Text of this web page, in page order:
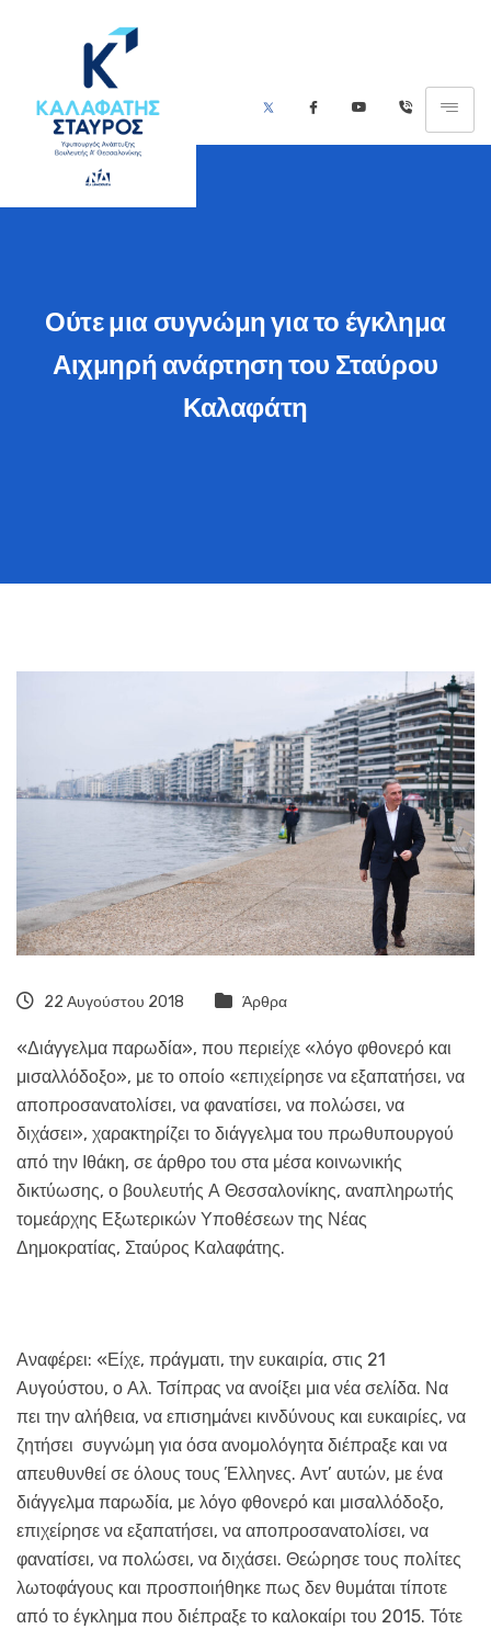
Ούτε μια συγνώμη για το έγκλημα
Αιχμηρή ανάρτηση του Σταύρου
Καλαφάτη
22 Αυγούστου 2018 Άρθρα
«Διάγγελμα παρωδία», που περιείχε «λόγο φθονερό και
μισαλλόδοξο», με το οποίο «επιχείρησε να εξαπατήσει, να
αποπροσανατολίσει, να φανατίσει, να πολώσει, να
διχάσει», χαρακτηρίζει το διάγγελμα του πρωθυπουργού
από την Ιθάκη, σε άρθρο του στα μέσα κοινωνικής
δικτύωσης, ο βουλευτής Α Θεσσαλονίκης, αναπληρωτής
τομεάρχης Εξωτερικών Υποθέσεων της Νέας
Δημοκρατίας, Σταύρος Καλαφάτης.
Αναφέρει: «Είχε, πράγματι, την ευκαιρία, στις 21
Αυγούστου, ο Αλ. Τσίπρας να ανοίξει μια νέα σελίδα. Να
πει την αλήθεια, να επισημάνει κινδύνους και ευκαιρίες, να
ζητήσει συγνώμη για όσα ανομολόγητα διέπραξε και να
απευθυνθεί σε όλους τους Έλληνες. Αντ’ αυτών, με ένα
διάγγελμα παρωδία, με λόγο φθονερό και μισαλλόδοξο,
επιχείρησε να εξαπατήσει, να αποπροσανατολίσει, να
φανατίσει, να πολώσει, να διχάσει. Θεώρησε τους πολίτες
λωτοφάγους και προσποιήθηκε πως δεν θυμάται τίποτε
από το έγκλημα που διέπραξε το καλοκαίρι του 2015. Τότε